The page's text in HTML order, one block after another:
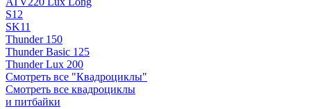
S12
SK11
Thunder 150
Thunder Basic 125
Thunder Lux 200
Смотреть все "Квадроциклы"
Смотреть все квадроциклы
и питбайки